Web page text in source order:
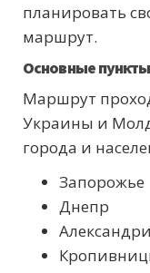
планировать
маршрут.
Основные
Маршрут
Украины и
города и
Запорожье
Днепр